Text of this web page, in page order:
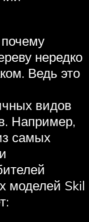
нередко
Ведь это
видов
Например,
самых
моделей Skil